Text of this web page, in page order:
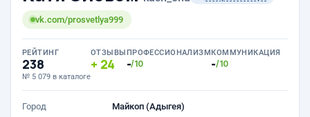
vk.com/prosvetlya999
РЕЙТИНГ
238
№ 5 079 в каталоге
ОТЗЫВЫ
24
ПРОФЕССИОНАЛИЗМ
-/10
КОММУНИКАЦИЯ
-/10
Город
Майкоп (Адыгея)